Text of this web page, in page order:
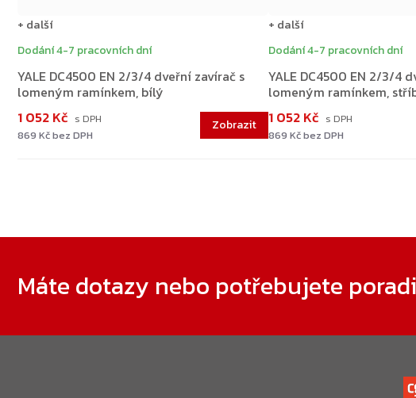
YALE DC4500 EN 2/3/4 dveřní zavírač s
lomeným ramínkem, bílý
Dodání 4-7 pracovních dní
869 Kč bez DPH
1 052 Kč
+ další
YALE DC4500 EN 2/3/4
lomeným ramínkem,
Dodání 4-7 pracovních dní
869 Kč bez DPH
1 052 Kč
+ další
Máte dotazy nebo potřebujete